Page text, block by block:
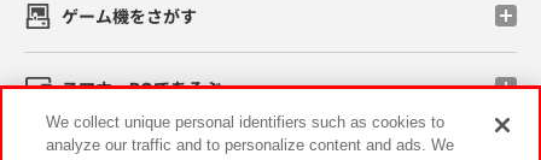
ゲーム機をさがす
スマホ・PCであそぶ
We collect unique personal identifiers such as cookies to
analyze our traffic and to personalize content and ads. We